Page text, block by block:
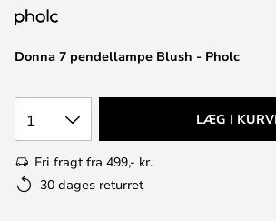
Donna 7 pendellampe Blush - Pholc
1 LÆG I
Fri fragt fra 499,- kr.
30 dages returret